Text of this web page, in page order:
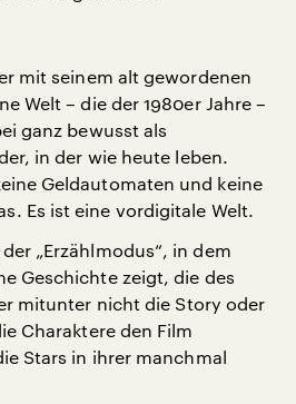
mit seinem alt gewordenen
Welt – die der 1980er Jahre –
ganz bewusst als
in der wie heute leben.
Geldautomaten und keine
Es ist eine vordigitale Welt.
„Erzählmodus“, in dem
Geschichte zeigt, die des
mitunter nicht die Story oder
Charaktere den Film
Stars in ihrer manchmal